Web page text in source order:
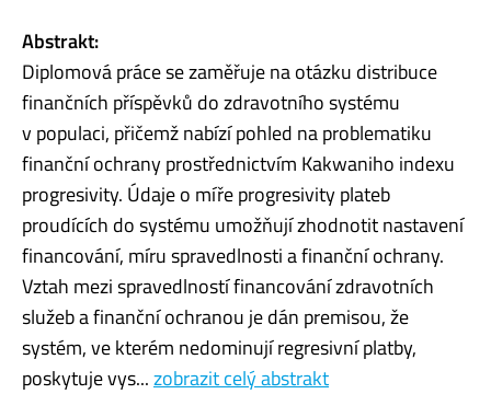
Abstrakt:
Diplomová práce se zaměřuje na otázku distribuce
finančních příspěvků do zdravotního systému
v populaci, přičemž nabízí pohled na problematiku
finanční ochrany prostřednictvím Kakwaniho indexu
progresivity. Údaje o míře progresivity plateb
proudících do systému umožňují zhodnotit nastavení
financování, míru spravedlnosti a finanční ochrany.
Vztah mezi spravedlností financování zdravotních
služeb a finanční ochranou je dán premisou, že
systém, ve kterém nedominují regresivní platby,
poskytuje vys...zobrazit celý abstrakt